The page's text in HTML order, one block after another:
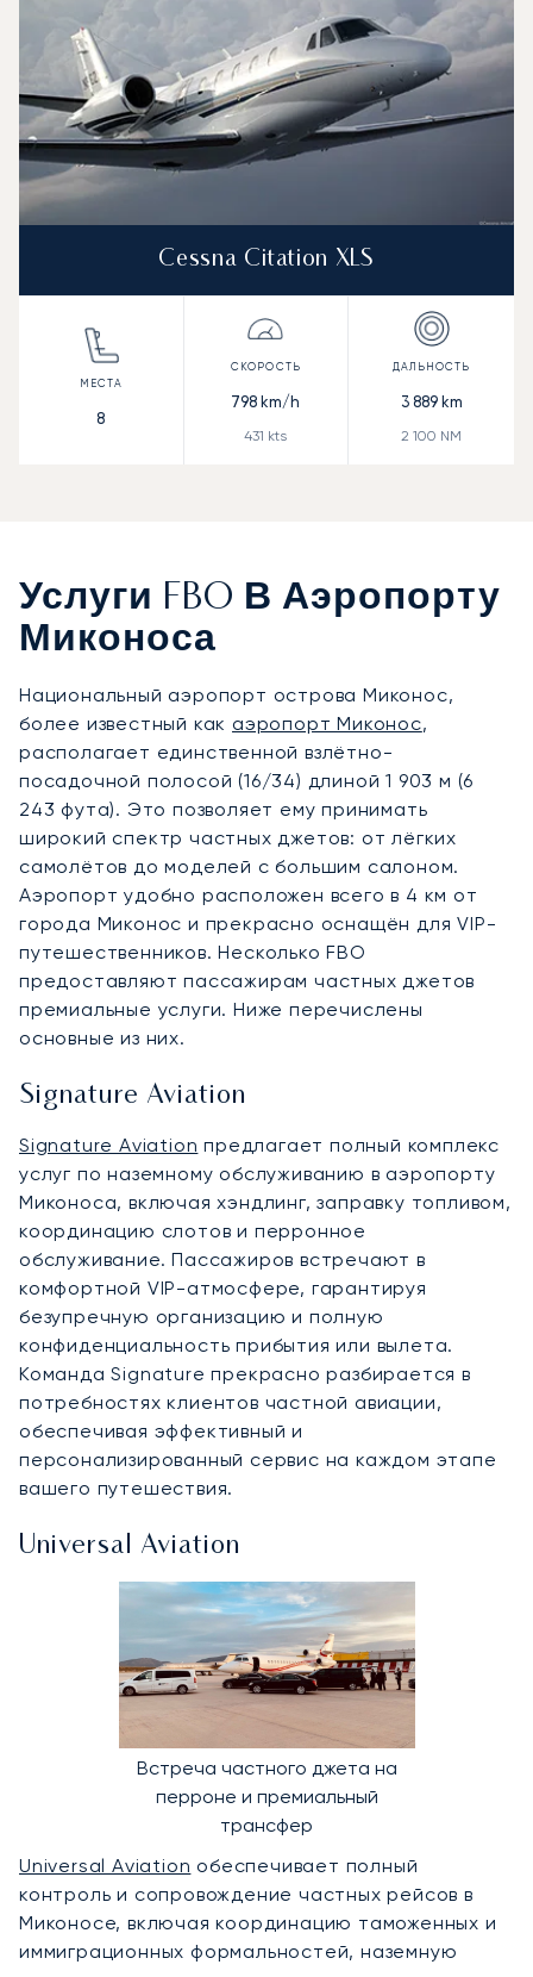
Cessna Citation XLS
8
798 km/h
431 kts
3 889km
2 100 NM
Услуги FBO В Аэропорту
Миконоса
Национальный аэропорт острова Миконос,
более известный как аэропорт Миконос,
располагает единственной взлётно-
посадочной полосой (16/34) длиной 1 903 м (6
243 фута). Это позволяет ему принимать
широкий спектр частных джетов: от лёгких
самолётов до моделей с большим салоном.
Аэропорт удобно расположен всего в 4 км от
города Миконос и прекрасно оснащён для VIP-
путешественников. Несколько FBO
предоставляют пассажирам частных джетов
премиальные услуги. Ниже перечислены
основные из них.
Signature Aviation
Signature Aviation предлагает полный комплекс
услуг по наземному обслуживанию в аэропорту
Миконоса, включая хэндлинг, заправку топливом,
координацию слотов и перронное
обслуживание. Пассажиров встречают в
комфортной VIP-атмосфере, гарантируя
безупречную организацию и полную
конфиденциальность прибытия или вылета.
Команда Signature прекрасно разбирается в
потребностях клиентов частной авиации,
обеспечивая эффективный и
персонализированный сервис на каждом этапе
вашего путешествия.
Universal Aviation
Встреча частного джета на
перроне и премиальный
трансфер
Universal Aviation обеспечивает полный
контроль и сопровождение частных рейсов в
Миконосе, включая координацию таможенных и
иммиграционных формальностей, наземную